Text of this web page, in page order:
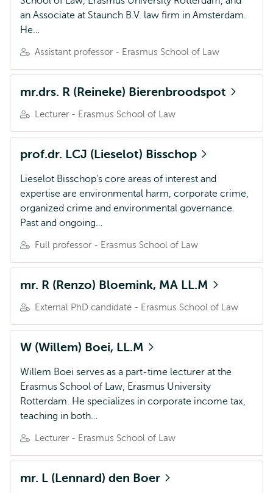
an Associate at Staunch B.V. law firm in Amsterdam.
He…
Assistant professor - Erasmus School of Law
mr.drs. R (Reineke) Bierenbroodspot
Lecturer - Erasmus School of Law
prof.dr. LCJ (Lieselot) Bisschop
Lieselot Bisschop's core areas of interest and
expertise are environmental harm, corporate crime,
organized crime and environmental governance.
Past and ongoing…
Full professor - Erasmus School of Law
mr. R (Renzo) Bloemink, MA LL.M
External PhD candidate - Erasmus School of Law
W (Willem) Boei, LL.M
Willem Boei serves as a part-time lecturer at the
Erasmus School of Law, Erasmus University
Rotterdam. He specializes in corporate income tax,
teaching in both…
Lecturer - Erasmus School of Law
mr. L (Lennard) den Boer